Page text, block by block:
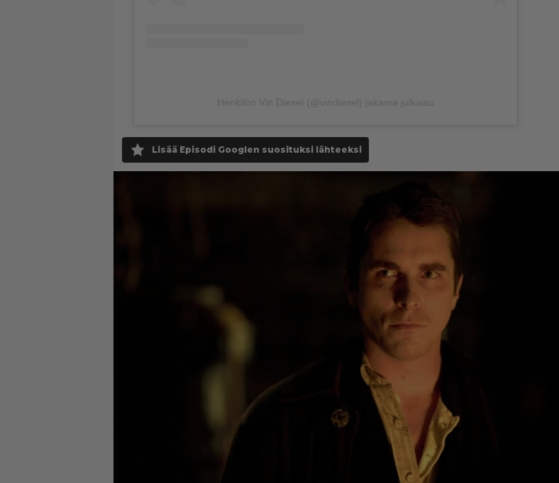
Henkilön Vin Diesel (@vindiesel) jakama julkaisu
Lisää Episodi Googlen suosituksi lähteeksi